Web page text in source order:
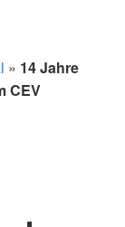
» 14 Jahre
CEV